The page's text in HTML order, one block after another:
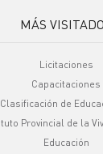
MÁS
Licitaciones
Capacitaciones
de
Provincial de la
Educación